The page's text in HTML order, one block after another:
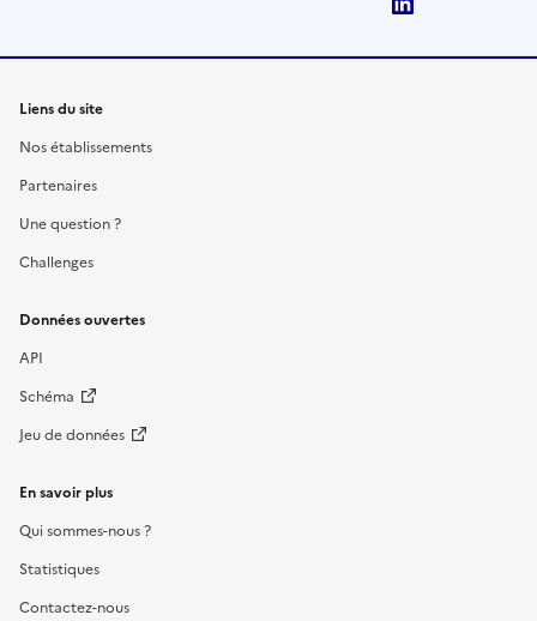
Liens du site
Nos établissements
Partenaires
Une question ?
Challenges
Données ouvertes
API
Schéma
Jeu de données
En savoir plus
Qui sommes-nous ?
Statistiques
Contactez-nous